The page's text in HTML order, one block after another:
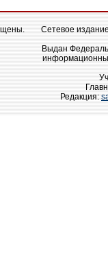
Сетевое
Выдан
Редакция: